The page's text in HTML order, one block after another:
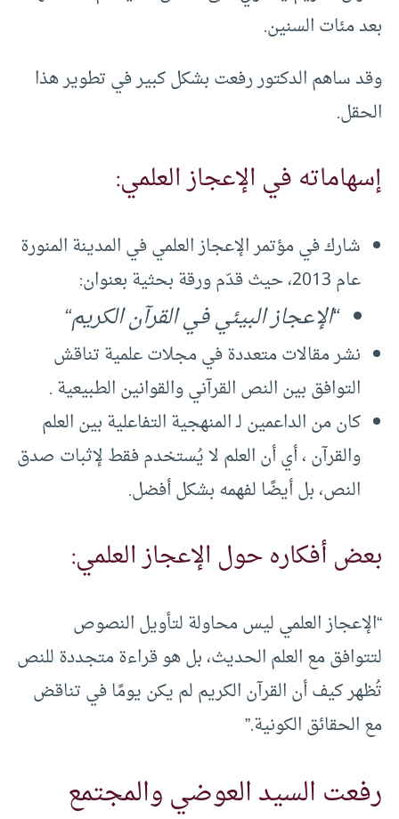
بعد مئات السنين.
وقد ساهم الدكتور رفعت بشكل كبير في تطوير هذا
الحقل.
إسهاماته في الإعجاز العلمي:
شارك في مؤتمر الإعجاز العلمي في المدينة المنورة
عام 2013، حيث قدّم ورقة بحثية بعنوان:
“الإعجاز البيئي في القرآن الكريم“
نشر مقالات متعددة في مجلات علمية تناقش
التوافق بين النص القرآني والقوانين الطبيعية .
كان من الداعمين لـ المنهجية التفاعلية بين العلم
والقرآن ، أي أن العلم لا يُستخدم فقط لإثبات صدق
النص، بل أيضًا لفهمه بشكل أفضل.
بعض أفكاره حول الإعجاز العلمي:
“الإعجاز العلمي ليس محاولة لتأويل النصوص
لتتوافق مع العلم الحديث، بل هو قراءة متجددة للنص
تُظهر كيف أن القرآن الكريم لم يكن يومًا في تناقض
مع الحقائق الكونية.”
رفعت السيد العوضي والمجتمع